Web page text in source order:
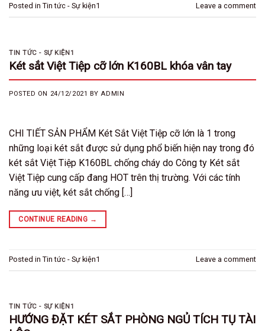
Posted in Tin tức - Sự kiện1 Leave a comment
TIN TỨC - SỰ KIỆN1
Két sắt Việt Tiệp cỡ lớn K160BL khóa vân tay
POSTED ON 24/12/2021 BYADMIN
CHI TIẾT SẢN PHẨM Két Sắt Việt Tiệp cỡ lớn là 1 trong
những loại két sắt được sử dụng phổ biến hiện nay trong đó
két sắt Việt Tiệp K160BL chống cháy do Công ty Két sắt
Việt Tiệp cung cấp đang HOT trên thị trường. Với các tính
năng ưu việt, két sắt chống […]
CONTINUE READING →
Posted in Tin tức - Sự kiện1 Leave a comment
TIN TỨC - SỰ KIỆN1
HƯỚNG ĐẶT KÉT SẮT PHÒNG NGỦ TÍCH TỤ TÀI